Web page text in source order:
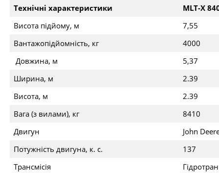
Технічні характеристики
MLT-X
Висота підйому, м
7,55
Вантажопідйомність, кг
4000
Довжина, м
5,37
Ширина, м
2.39
Висота, м
2.39
Вага (з вилами), кг
8410
Двигун
John
Потужність двигуна, к. с.
137
Трансмісія